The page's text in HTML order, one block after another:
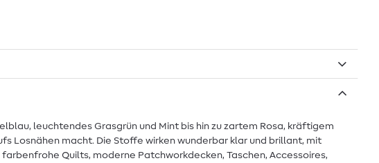
leuchtendes Grasgrün und Mint bis hin zu zartem Rosa, kräftigem
Losnähen macht. Die Stoffe wirken wunderbar klar und brillant, mit
Quilts, moderne Patchworkdecken, Taschen, Accessoires,